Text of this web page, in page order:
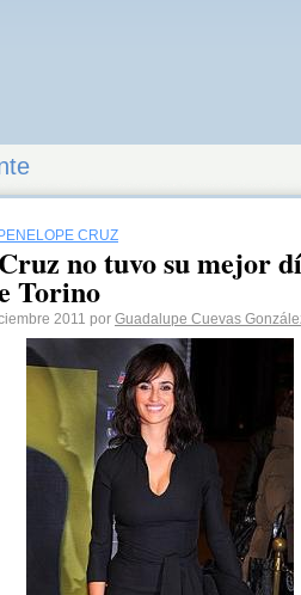
PENÉLOPE CRUZ
no tuvo su mejor
Torino
2011 por Guadalupe Cuevas